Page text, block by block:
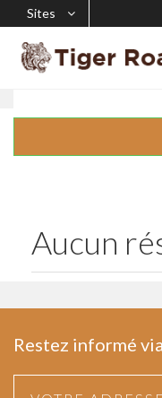
Sites
Aucun
Restez informé